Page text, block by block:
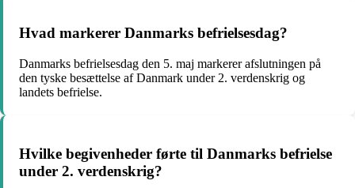
Hvad markerer Danmarks befrielsesdag?
Danmarks befrielsesdag den 5. maj markerer afslutningen på
den tyske besættelse af Danmark under 2. verdenskrig og
landets befrielse.
Hvilke begivenheder førte til Danmarks befrielse
under 2. verdenskrig?